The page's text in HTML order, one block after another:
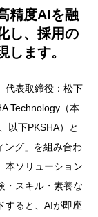
精度AIを融
し、採用の
ます。
代表取締役：松下
Technology（本
以下PKSHA）と
ング」を組み合わ
本ソリューション
・スキル・素養な
すると、AIが即座